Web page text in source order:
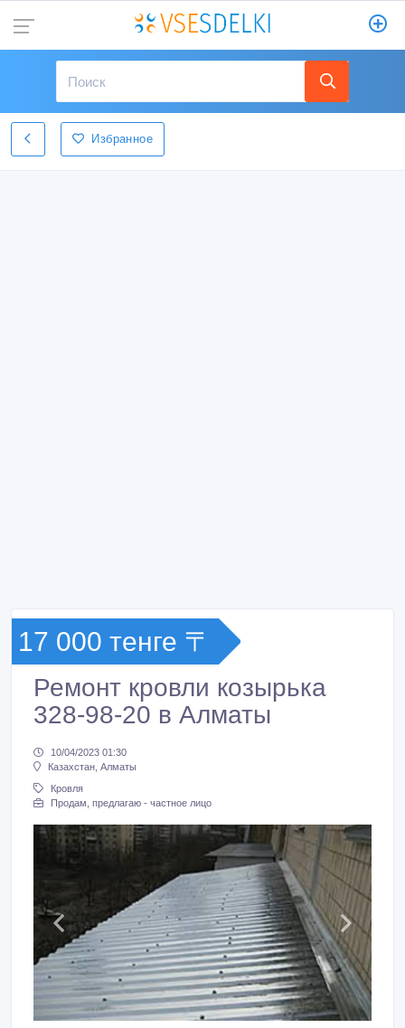
Избранное
17 000 тенге 〒
Ремонт кровли козырька
328-98-20 в Алматы
10/04/2023 01:30
Казахстан, Алматы
Кровля
Продам, предлагаю - частное лицо